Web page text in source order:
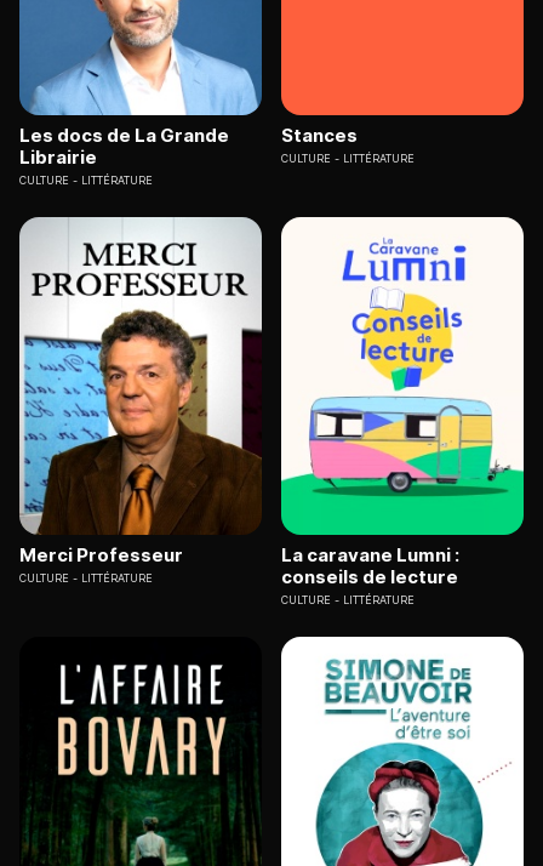
Les docs de La Grande
Librairie
CULTURE LITTÉRATURE
Stances
CULTURE LITTÉRATURE
Merci Professeur
CULTURE LITTÉRATURE
La caravane Lumni :
conseils de lecture
CULTURE LITTÉRATURE